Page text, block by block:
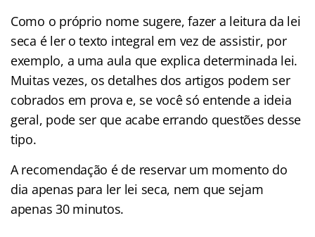
Como o próprio nome sugere, fazer a leitura da lei
seca é ler o texto integral em vez de assistir, por
exemplo, a uma aula que explica determinada lei.
Muitas vezes, os detalhes dos artigos podem ser
cobrados em prova e, se você só entende a ideia
geral, pode ser que acabe errando questões desse
tipo.
A recomendação é de reservar um momento do
dia apenas para ler lei seca, nem que sejam
apenas 30 minutos.